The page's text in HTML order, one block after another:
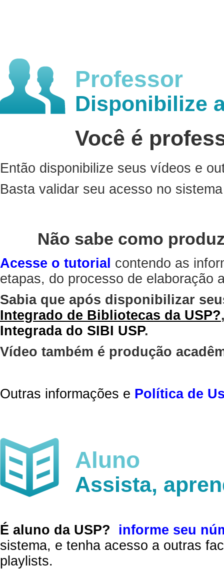
Professor
Disponibilize
Você é
Então disponibilize seus vídeos e
Basta validar seu acesso no
Não sabe como
Acesse o tutorial contendo as
etapas, do processo de elaboração
Sabia que após disponibilizar
Integrado de Bibliotecas da USP?
Integrada do SIBI USP.
Vídeo também é produção
Outras informações e Política de
Aluno
Assista,
É aluno da USP?
informe seu
sistema, e tenha acesso a outras
playlists.